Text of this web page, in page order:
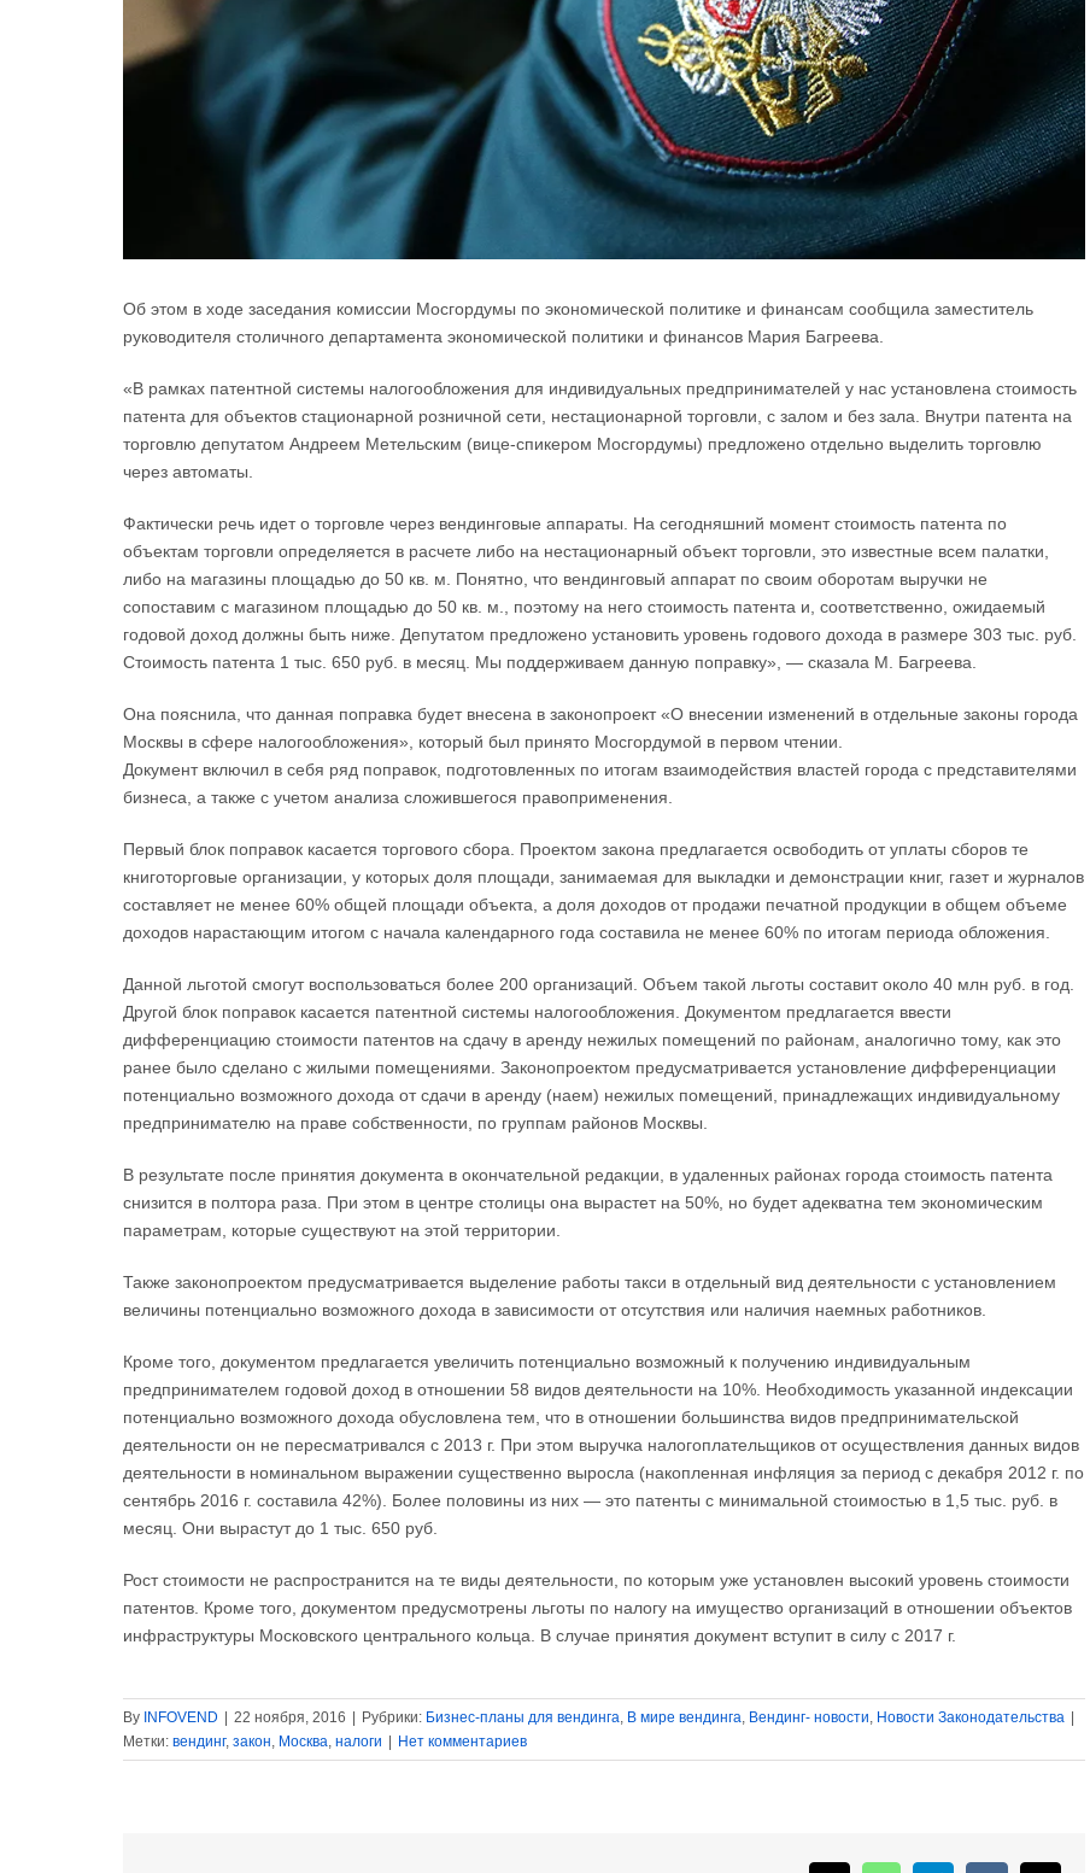
Об этом в ходе заседания комиссии Мосгордумы по экономической политике и финансам сообщила заместитель
руководителя столичного департамента экономической политики и финансов Мария Багреева.
«В рамках патентной системы налогообложения для индивидуальных предпринимателей у нас установлена стоимость
патента для объектов стационарной розничной сети, нестационарной торговли, с залом и без зала. Внутри патента на
торговлю депутатом Андреем Метельским (вице-спикером Мосгордумы) предложено отдельно выделить торговлю
через автоматы.
Фактически речь идет о торговле через вендинговые аппараты. На сегодняшний момент стоимость патента по
объектам торговли определяется в расчете либо на нестационарный объект торговли, это известные всем палатки,
либо на магазины площадью до 50 кв. м. Понятно, что вендинговый аппарат по своим оборотам выручки не
сопоставим с магазином площадью до 50 кв. м., поэтому на него стоимость патента и, соответственно, ожидаемый
годовой доход должны быть ниже. Депутатом предложено установить уровень годового дохода в размере 303 тыс. руб.
Стоимость патента 1 тыс. 650 руб. в месяц. Мы поддерживаем данную поправку», — сказала М. Багреева.
Она пояснила, что данная поправка будет внесена в законопроект «О внесении изменений в отдельные законы города
Москвы в сфере налогообложения», который был принято Мосгордумой в первом чтении.
Документ включил в себя ряд поправок, подготовленных по итогам взаимодействия властей города с представителями
бизнеса, а также с учетом анализа сложившегося правоприменения.
Первый блок поправок касается торгового сбора. Проектом закона предлагается освободить от уплаты сборов те
книготорговые организации, у которых доля площади, занимаемая для выкладки и демонстрации книг, газет и журналов
составляет не менее 60% общей площади объекта, а доля доходов от продажи печатной продукции в общем объеме
доходов нарастающим итогом с начала календарного года составила не менее 60% по итогам периода обложения.
Данной льготой смогут воспользоваться более 200 организаций. Объем такой льготы составит около 40 млн руб. в год.
Другой блок поправок касается патентной системы налогообложения. Документом предлагается ввести
дифференциацию стоимости патентов на сдачу в аренду нежилых помещений по районам, аналогично тому, как это
ранее было сделано с жилыми помещениями. Законопроектом предусматривается установление дифференциации
потенциально возможного дохода от сдачи в аренду (наем) нежилых помещений, принадлежащих индивидуальному
предпринимателю на праве собственности, по группам районов Москвы.
В результате после принятия документа в окончательной редакции, в удаленных районах города стоимость патента
снизится в полтора раза. При этом в центре столицы она вырастет на 50%, но будет адекватна тем экономическим
параметрам, которые существуют на этой территории.
Также законопроектом предусматривается выделение работы такси в отдельный вид деятельности с установлением
величины потенциально возможного дохода в зависимости от отсутствия или наличия наемных работников.
Кроме того, документом предлагается увеличить потенциально возможный к получению индивидуальным
предпринимателем годовой доход в отношении 58 видов деятельности на 10%. Необходимость указанной индексации
потенциально возможного дохода обусловлена тем, что в отношении большинства видов предпринимательской
деятельности он не пересматривался с 2013 г. При этом выручка налогоплательщиков от осуществления данных видов
деятельности в номинальном выражении существенно выросла (накопленная инфляция за период с декабря 2012 г. по
сентябрь 2016 г. составила 42%). Более половины из них — это патенты с минимальной стоимостью в 1,5 тыс. руб. в
месяц. Они вырастут до 1 тыс. 650 руб.
Рост стоимости не распространится на те виды деятельности, по которым уже установлен высокий уровень стоимости
патентов. Кроме того, документом предусмотрены льготы по налогу на имущество организаций в отношении объектов
инфраструктуры Московского центрального кольца. В случае принятия документ вступит в силу с 2017 г.
By INFOVEND 22 ноября, 2016 Рубрики: Бизнес-планы для вендинга, В мире вендинга, Вендинг- новости, Новости Законодательства
Метки: вендинг, закон, Москва, налоги Нет комментариев